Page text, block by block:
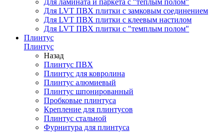
Для ламината и паркета с "теплым полом"
Для LVT ПВХ плитки с замковым соединением
Для LVT ПВХ плитки с клеевым настилом
Для LVT ПВХ плитки с "темплым полом"
Плинтус
Плинтус
Назад
Плинтус ПВХ
Плинтус для ковролина
Плинтус алюмиевый
Плинтус шпонированный
Пробковые плинтуса
Крепление для плинтусов
Плинтус стальной
Фурнитура для плинтуса